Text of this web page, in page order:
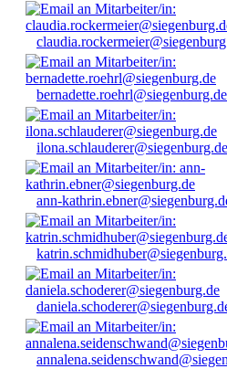
bernadette.roehrl@siegenburg.de
ilona.schlauderer@siegenburg.de
ann-